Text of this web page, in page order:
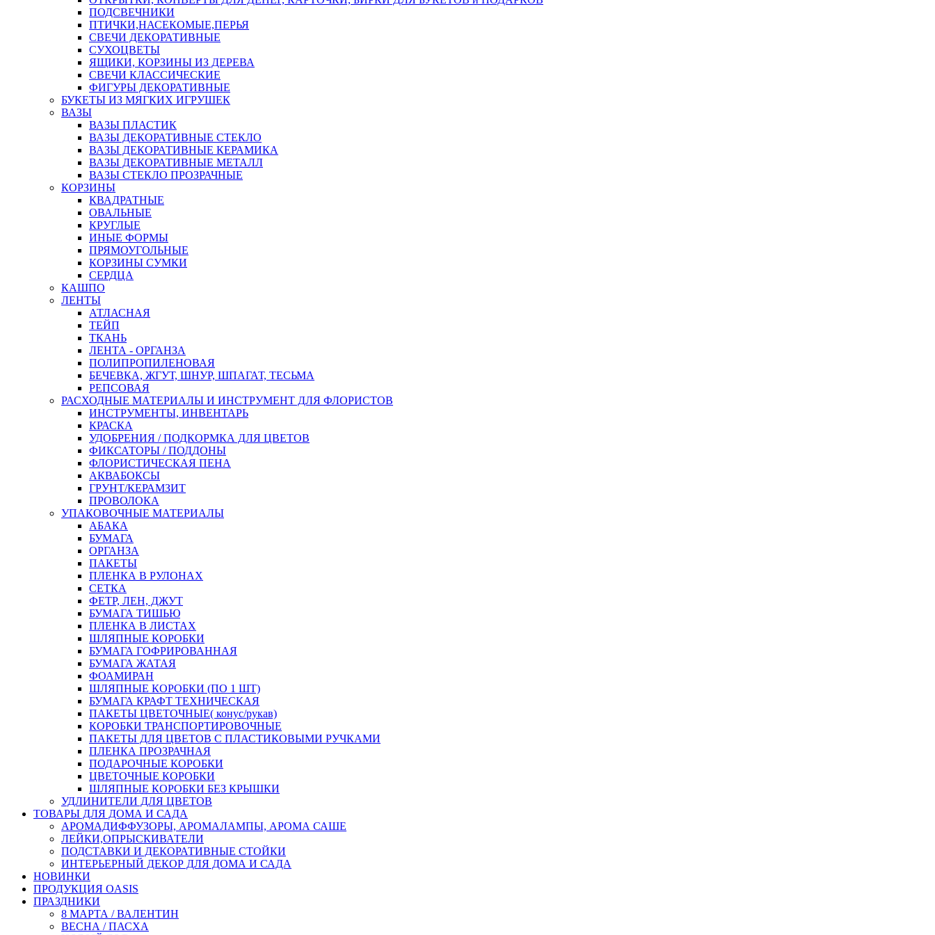
ПОДСВЕЧНИКИ
ПТИЧКИ,НАСЕКОМЫЕ,ПЕРЬЯ
СВЕЧИ ДЕКОРАТИВНЫЕ
СУХОЦВЕТЫ
ЯЩИКИ, КОРЗИНЫ ИЗ ДЕРЕВА
СВЕЧИ КЛАССИЧЕСКИЕ
ФИГУРЫ ДЕКОРАТИВНЫЕ
БУКЕТЫ ИЗ МЯГКИХ ИГРУШЕК
ВАЗЫ
ВАЗЫ ПЛАСТИК
ВАЗЫ ДЕКОРАТИВНЫЕ СТЕКЛО
ВАЗЫ ДЕКОРАТИВНЫЕ КЕРАМИКА
ВАЗЫ ДЕКОРАТИВНЫЕ МЕТАЛЛ
ВАЗЫ СТЕКЛО ПРОЗРАЧНЫЕ
КОРЗИНЫ
КВАДРАТНЫЕ
ОВАЛЬНЫЕ
КРУГЛЫЕ
ИНЫЕ ФОРМЫ
ПРЯМОУГОЛЬНЫЕ
КОРЗИНЫ СУМКИ
СЕРДЦА
КАШПО
ЛЕНТЫ
АТЛАСНАЯ
ТЕЙП
ТКАНЬ
ЛЕНТА - ОРГАНЗА
ПОЛИПРОПИЛЕНОВАЯ
БЕЧЕВКА, ЖГУТ, ШНУР, ШПАГАТ, ТЕСЬМА
РЕПСОВАЯ
РАСХОДНЫЕ МАТЕРИАЛЫ И ИНСТРУМЕНТ ДЛЯ ФЛОРИСТОВ
ИНСТРУМЕНТЫ, ИНВЕНТАРЬ
КРАСКА
УДОБРЕНИЯ / ПОДКОРМКА ДЛЯ ЦВЕТОВ
ФИКСАТОРЫ / ПОДДОНЫ
ФЛОРИСТИЧЕСКАЯ ПЕНА
АКВАБОКСЫ
ГРУНТ/КЕРАМЗИТ
ПРОВОЛОКА
УПАКОВОЧНЫЕ МАТЕРИАЛЫ
АБАКА
БУМАГА
ОРГАНЗА
ПАКЕТЫ
ПЛЕНКА В РУЛОНАХ
СЕТКА
ФЕТР, ЛЕН, ДЖУТ
БУМАГА ТИШЬЮ
ПЛЕНКА В ЛИСТАХ
ШЛЯПНЫЕ КОРОБКИ
БУМАГА ГОФРИРОВАННАЯ
БУМАГА ЖАТАЯ
ФОАМИРАН
ШЛЯПНЫЕ КОРОБКИ (ПО 1 ШТ)
БУМАГА КРАФТ ТЕХНИЧЕСКАЯ
ПАКЕТЫ ЦВЕТОЧНЫЕ( конус/рукав)
КОРОБКИ ТРАНСПОРТИРОВОЧНЫЕ
ПАКЕТЫ ДЛЯ ЦВЕТОВ С ПЛАСТИКОВЫМИ РУЧКАМИ
ПЛЕНКА ПРОЗРАЧНАЯ
ПОДАРОЧНЫЕ КОРОБКИ
ЦВЕТОЧНЫЕ КОРОБКИ
ШЛЯПНЫЕ КОРОБКИ БЕЗ КРЫШКИ
УДЛИНИТЕЛИ ДЛЯ ЦВЕТОВ
ТОВАРЫ ДЛЯ ДОМА И САДА
АРОМАДИФФУЗОРЫ, АРОМАЛАМПЫ, АРОМА САШЕ
ЛЕЙКИ,ОПРЫСКИВАТЕЛИ
ПОДСТАВКИ И ДЕКОРАТИВНЫЕ СТОЙКИ
ИНТЕРЬЕРНЫЙ ДЕКОР ДЛЯ ДОМА И САДА
НОВИНКИ
ПРОДУКЦИЯ OASIS
ПРАЗДНИКИ
8 МАРТА / ВАЛЕНТИН
ВЕСНА / ПАСХА